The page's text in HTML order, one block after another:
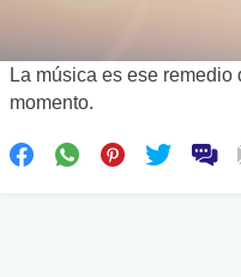
La música es ese
momento.